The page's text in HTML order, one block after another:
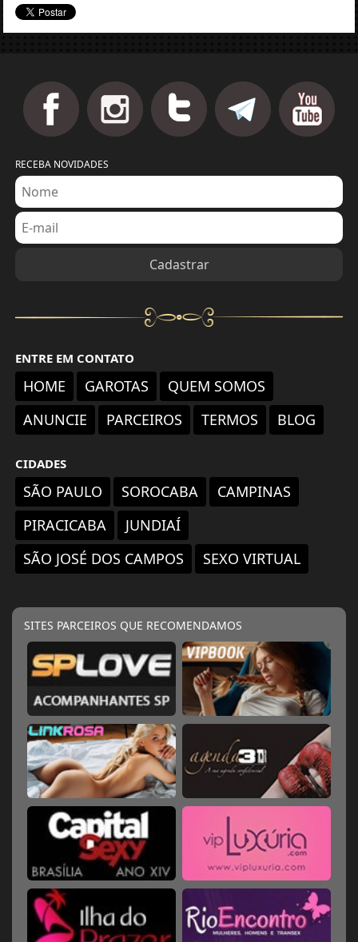
RECEBA NOVIDADES
ENTRE EM CONTATO
HOME GAROTAS
QUEM SOMOS
ANUNCIE
PARCEIROS TERMOS BLOG
CIDADES
SÃO PAULO SOROCABA
CAMPINAS
PIRACICABA
JUNDIAÍ
SÃO JOSÉ DOS CAMPOS
SEXO VIRTUAL
SITES PARCEIROS QUE RECOMENDAMOS